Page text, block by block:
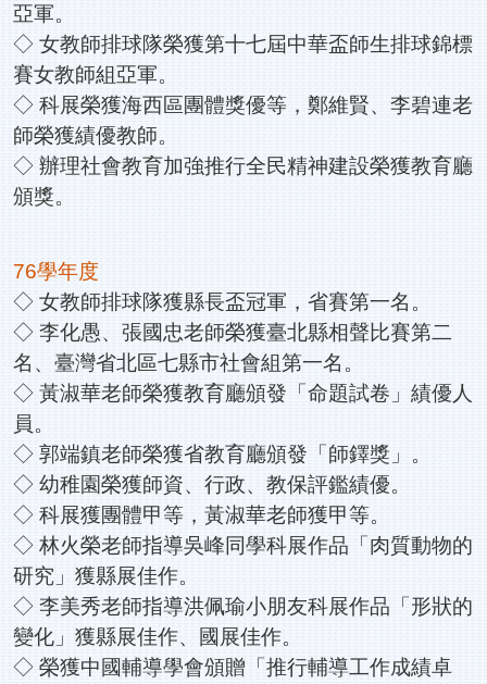
亞軍。
◇ 女教師排球隊榮獲第十七屆中華盃師生排球錦標
賽女教師組亞軍。
◇ 科展榮獲海西區團體獎優等，鄭維賢、李碧連老
師榮獲績優教師。
◇ 辦理社會教育加強推行全民精神建設榮獲教育廳
頒獎。
76學年度
◇ 女教師排球隊獲縣長盃冠軍，省賽第一名。
◇ 李化愚、張國忠老師榮獲臺北縣相聲比賽第二
名、臺灣省北區七縣市社會組第一名。
◇ 黃淑華老師榮獲教育廳頒發「命題試卷」績優人
員。
◇ 郭端鎮老師榮獲省教育廳頒發「師鐸獎」。
◇ 幼稚園榮獲師資、行政、教保評鑑績優。
◇ 科展獲團體甲等，黃淑華老師獲甲等。
◇ 林火榮老師指導吳峰同學科展作品「肉質動物的
研究」獲縣展佳作。
◇ 李美秀老師指導洪佩瑜小朋友科展作品「形狀的
變化」獲縣展佳作、國展佳作。
◇ 榮獲中國輔導學會頒贈「推行輔導工作成績卓